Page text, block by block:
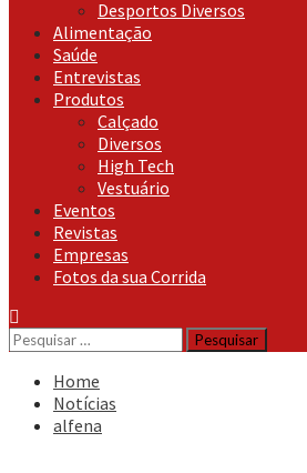
Desportos Diversos
Alimentação
Saúde
Entrevistas
Produtos
Calçado
Diversos
High Tech
Vestuário
Eventos
Revistas
Empresas
Fotos da sua Corrida
Pesquisar
por:
Home
Notícias
alfena